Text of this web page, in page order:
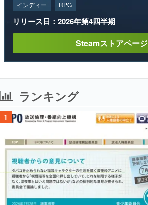
インディー RPG
リリース日：2026年第4四半期
Steamストアページ
ランキング
1